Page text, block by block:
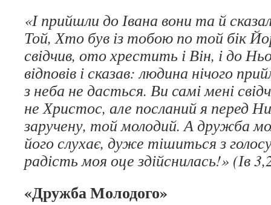
«І прийшли до Івана вони та й
Той, Хто був із тобою по той бік
свідчив, ото хрестить і Він, і до
відповів і сказав: людина нічого
з неба не дасться. Ви самі мені
не Христос, але посланий я перед
заручену, той молодий. А дружба
його слухає, дуже тішиться з
радість моя оце здійснилась!» (Ів
«Дружба Молодого»